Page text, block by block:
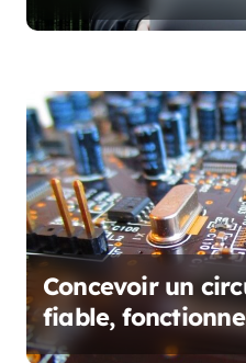
Concevoir un
fiable,